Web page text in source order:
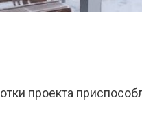
проекта